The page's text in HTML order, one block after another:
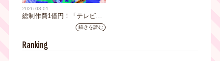
2026.08.01
総制作費1億円！「テレビ大
阪ネクストIPプロジェクト」
第1弾採用企画が決定 第2弾
続きを読む
Ranking